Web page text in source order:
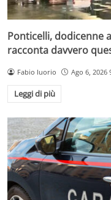
Ponticelli, dodicenne
racconta davvero
Fabio Iuorio Ago 6, 2026
Leggi di più